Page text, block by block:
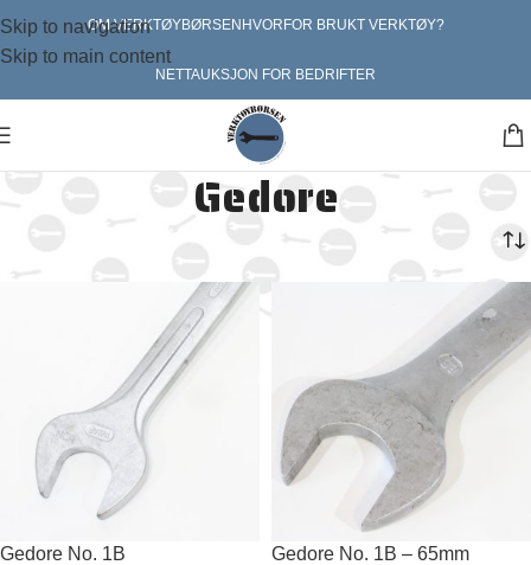
Skip to navigation
Skip to main content
OM VERKTØYBØRSEN HVORFOR BRUKT VERKTØY?
NETTAUKSJON FOR BEDRIFTER
Gedore
Gedore No. 1B
Gedore No. 1B – 65mm